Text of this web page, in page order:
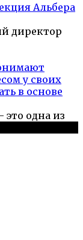
Альбера
директор
у своих
в основе
это одна из